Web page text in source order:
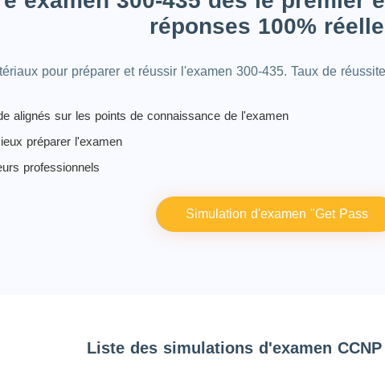
réponses 100%
pour préparer et réussir l'examen 300-435. Taux de
alignés sur les points de connaissance de l'examen
préparer l'examen
professionnels
Simulation d'examen "Get Pass
Liste des simulations d'examen